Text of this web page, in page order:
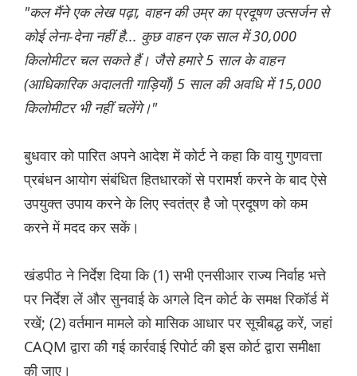
"कल मैंने एक लेख पढ़ा, वाहन की उम्र का प्रदूषण उत्सर्जन से
कोई लेना-देना नहीं है... कुछ वाहन एक साल में 30,000
किलोमीटर चल सकते हैं। जैसे हमारे 5 साल के वाहन
(आधिकारिक अदालती गाड़ियाँ) 5 साल की अवधि में 15,000
किलोमीटर भी नहीं चलेंगे।"
बुधवार को पारित अपने आदेश में कोर्ट ने कहा कि वायु गुणवत्ता
प्रबंधन आयोग संबंधित हितधारकों से परामर्श करने के बाद ऐसे
उपयुक्त उपाय करने के लिए स्वतंत्र है जो प्रदूषण को कम
करने में मदद कर सकें।
खंडपीठ ने निर्देश दिया कि (1) सभी एनसीआर राज्य निर्वाह भत्ते
पर निर्देश लें और सुनवाई के अगले दिन कोर्ट के समक्ष रिकॉर्ड में
रखें; (2) वर्तमान मामले को मासिक आधार पर सूचीबद्ध करें, जहां
CAQM द्वारा की गई कार्रवाई रिपोर्ट की इस कोर्ट द्वारा समीक्षा
की जाए।